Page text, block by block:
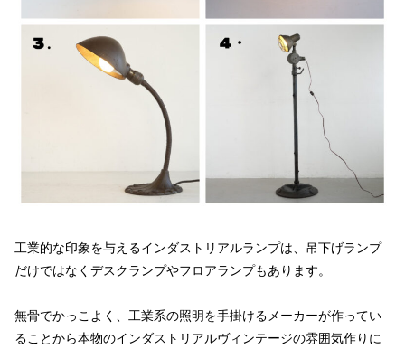
工業的な印象を与えるインダストリアルランプは、吊下げランプ
だけではなくデスクランプやフロアランプもあります。
無骨でかっこよく、工業系の照明を手掛けるメーカーが作ってい
ることから本物のインダストリアルヴィンテージの雰囲気作りに